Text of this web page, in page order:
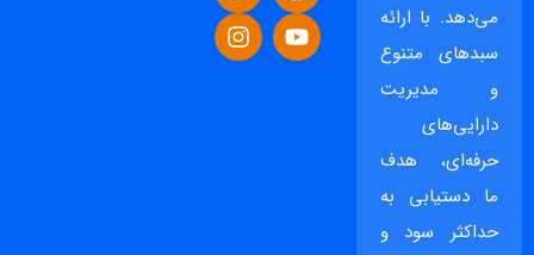
می‌دهد. با ارائه
سبدهای متنوع
و مدیریت
دارایی‌های
حرفه‌ای، هدف
ما دستیابی به
حداکثر سود و